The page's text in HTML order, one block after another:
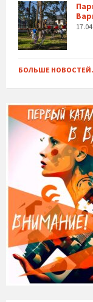
БОЛЬШЕ